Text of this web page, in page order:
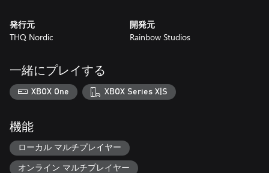
発行元
THQ Nordic
開発元
Rainbow Studios
一緒にプレイする
XBOX One XBOX Series X|S
機能
ローカル マルチプレイヤー
オンライン マルチプレイヤー